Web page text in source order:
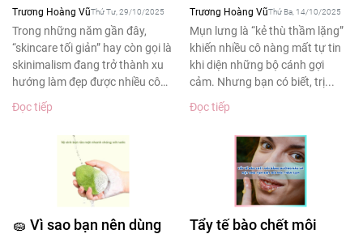
Cảm – Xu Hướng Làm
Đẹp 2025
Trương Hoàng VũThứ Tư, 29/10/2025
Trong những năm gần đây,
“skincare tối giản” hay còn gọi là
skinimalism đang trở thành xu
hướng làm đẹp được nhiều cô
gái yêu thích....
Đọc tiếp
Ti Khi Diện Áo Hở Lưng
Trương Hoàng VũThứ Ba, 14/10/2025
Mụn lưng là “kẻ thù thầm lặng”
khiến nhiều cô nàng mất tự tin
khi diện những bộ cánh gợi
cảm. Nhưng bạn có biết, trị...
Đọc tiếp
🧽 Vì sao bạn nên dùng
Tẩy tế bào chết môi